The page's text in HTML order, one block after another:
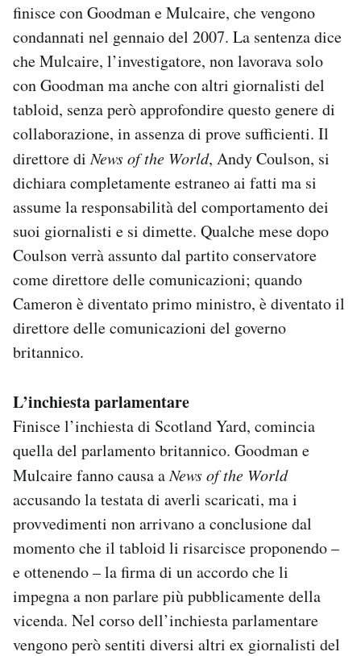
finisce con Goodman e Mulcaire, che vengono
condannati nel gennaio del 2007. La sentenza dice
che Mulcaire, l’investigatore, non lavorava solo
con Goodman ma anche con altri giornalisti del
tabloid, senza però approfondire questo genere di
collaborazione, in assenza di prove sufficienti. Il
direttore diNews of the World, Andy Coulson, si
dichiara completamente estraneo ai fatti ma si
assume la responsabilità del comportamento dei
suoi giornalisti e si dimette. Qualche mese dopo
Coulson verrà assunto dal partito conservatore
come direttore delle comunicazioni; quando
Cameron è diventato primo ministro, è diventato il
direttore delle comunicazioni del governo
britannico.
L’inchiesta parlamentare
Finisce l’inchiesta di Scotland Yard, comincia
quella del parlamento britannico. Goodman e
Mulcaire fanno causa aNews of the World
accusando la testata di averli scaricati, ma i
provvedimenti non arrivano a conclusione dal
momento che il tabloid li risarcisce proponendo –
e ottenendo – la firma di un accordo che li
impegna a non parlare più pubblicamente della
vicenda. Nel corso dell’inchiesta parlamentare
vengono però sentiti diversi altri ex giornalisti del